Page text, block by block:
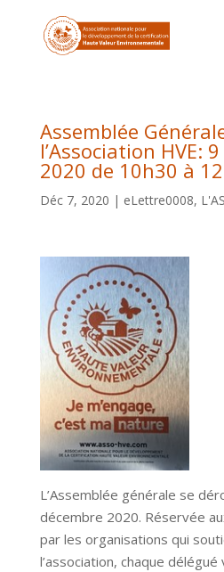
Assemblée
l’Association HVE:
2020 de 10h30 à
Déc 7, 2020 | eLettre0008,
L’Assemblée générale se
décembre 2020. Réservée
par les organisations qui
l’association, chaque